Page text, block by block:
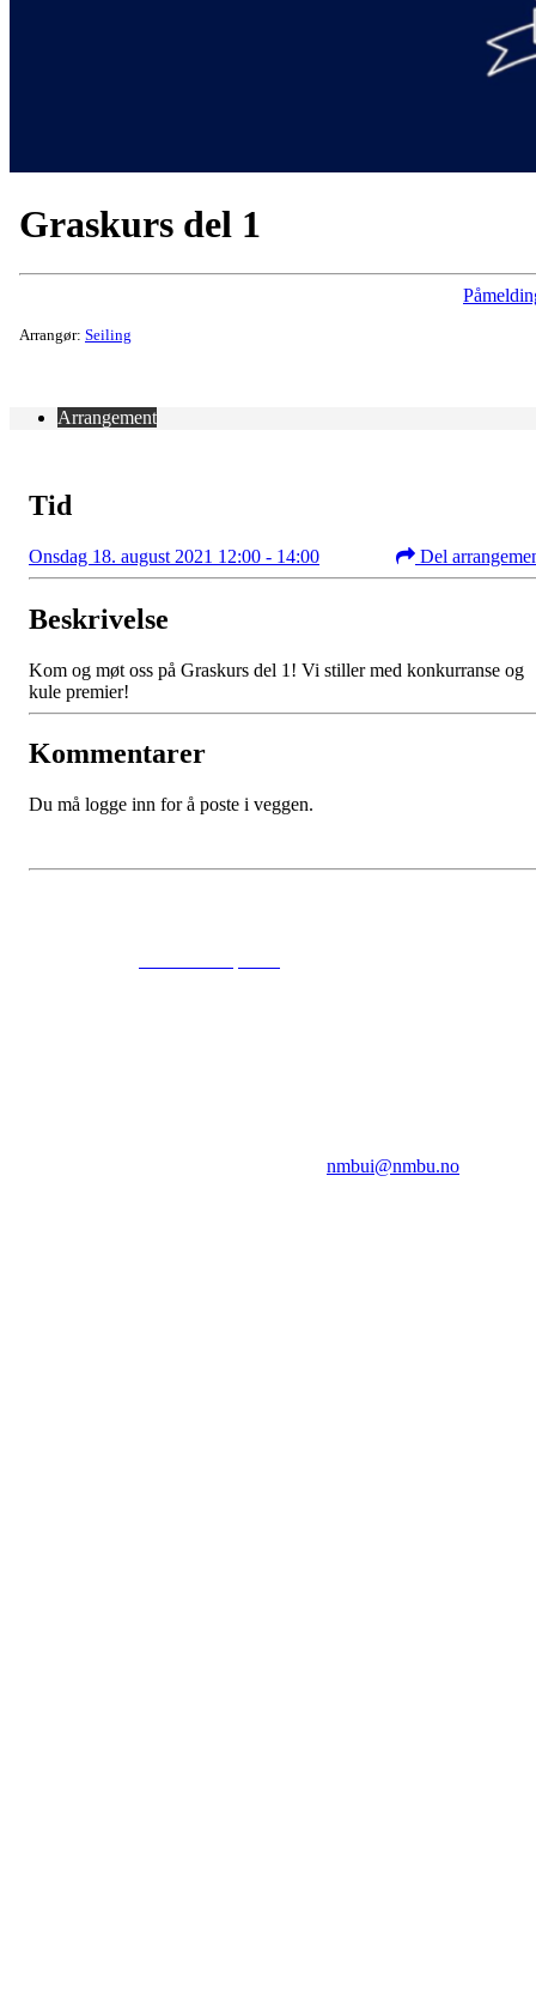
Graskurs del 1
Arrangør: Seiling
Arrangement
Tid
Onsdag 18. august 2021 12:00 - 14:00 Del
Beskrivelse
Kom og møt oss på Graskurs del 1! Vi stiller med konkurranse og
kule premier!
Kommentarer
Du må logge inn for å poste i veggen.
nmbui@nmbu.no